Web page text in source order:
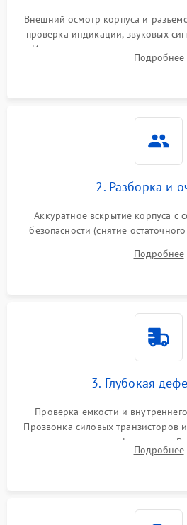
Внешний осмотр корпуса и
проверка индикации, звуковых
Измерение входного и
реакции ИБП на отключение
Подробнее
2. Разборка и
Аккуратное вскрытие корпуса с
безопасности (снятие
и кистей для предотвращения
Подробнее
3. Глубокая
Проверка емкости и
Прозвонка силовых транзисторов
переключения и трансформатора.
конденсаторов и прогаров
Подробнее